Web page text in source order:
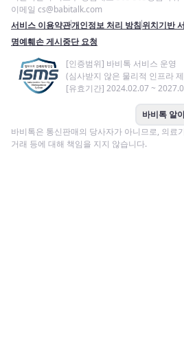
이메일 cs@babitalk.com
서비스 이용약관개인정보 처리 방침위치기반
명예훼손 게시중단 요청
[인증범위] 바비톡 서비스 운영
(심사받지 않은 물리적 인프라
[유효기간] 2024.02.07 ~
바비톡 알
바비톡은 통신판매의 당사자가 아니므로, 의료
거래 등에 대해 책임을 지지 않습니다.